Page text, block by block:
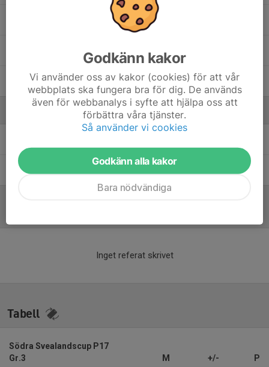
9. Sixten Hemmingson
6. Theo Pettersson
1. Viktor Tilljander
Inget referat skrivet
Tabell
Södra Svealandscup P17
Gr.3
M +/- P
Godkänn kakor
Vi använder oss av kakor (cookies) för att vår
webbplats ska fungera bra för dig. De används
även för webbanalys i syfte att hjälpa oss att
förbättra våra tjänster.
Så använder vi cookies
Godkänn alla kakor
Bara nödvändiga